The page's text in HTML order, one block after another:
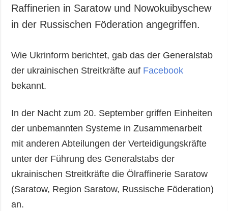
Raffinerien in Saratow und Nowokuibyschew
in der Russischen Föderation angegriffen.
Wie Ukrinform berichtet, gab das der Generalstab
der ukrainischen Streitkräfte auf Facebook
bekannt.
In der Nacht zum 20. September griffen Einheiten
der unbemannten Systeme in Zusammenarbeit
mit anderen Abteilungen der Verteidigungskräfte
unter der Führung des Generalstabs der
ukrainischen Streitkräfte die Ölraffinerie Saratow
(Saratow, Region Saratow, Russische Föderation)
an.